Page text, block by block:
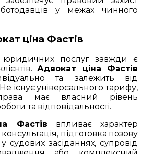
у межах чинного
ціна Фастів
юридичних послуг завжди є
Адвокат ціна Фастів
та залежить від
існує універсального тарифу,
має власний рівень
та відповідальності.
Фастів впливає характер
підготовка позову
судових засіданнях, супровід